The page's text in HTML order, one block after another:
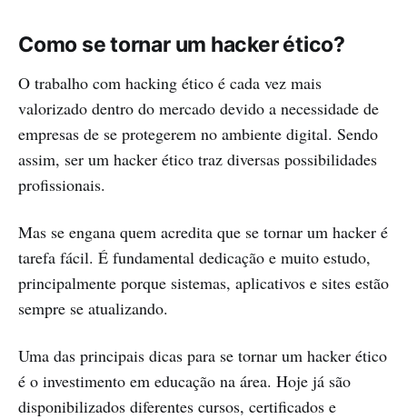
Como se tornar um hacker ético?
O trabalho com hacking ético é cada vez mais
valorizado dentro do mercado devido a necessidade de
empresas de se protegerem no ambiente digital. Sendo
assim, ser um hacker ético traz diversas possibilidades
profissionais.
Mas se engana quem acredita que se tornar um hacker é
tarefa fácil. É fundamental dedicação e muito estudo,
principalmente porque sistemas, aplicativos e sites estão
sempre se atualizando.
Uma das principais dicas para se tornar um hacker ético
é o investimento em educação na área. Hoje já são
disponibilizados diferentes cursos, certificados e